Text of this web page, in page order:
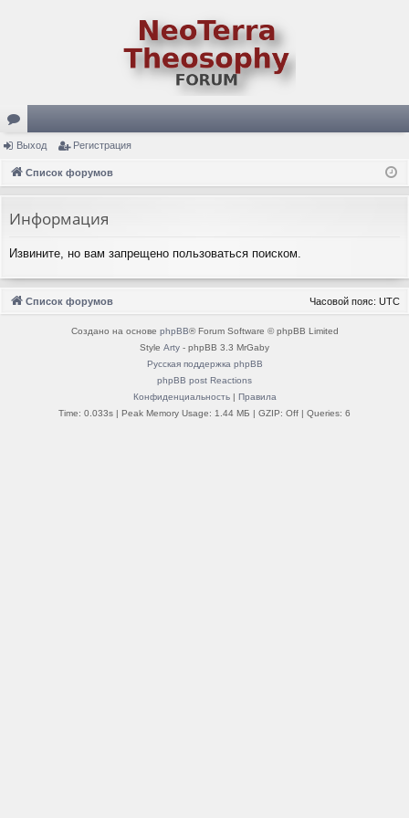
ор
ум
Выход Регистрация
Список форумов
Информация
Извините, но вам запрещено пользоваться поиском.
Список форумов Часовой пояс: UTC
Создано на основе phpBB® Forum Software © phpBB Limited
Style Arty - phpBB 3.3 MrGaby
Русская поддержка phpBB
phpBB post Reactions
Конфиденциальность| Правила
Time: 0.033s | Peak Memory Usage: 1.44 МБ | GZIP: Off | Queries: 6